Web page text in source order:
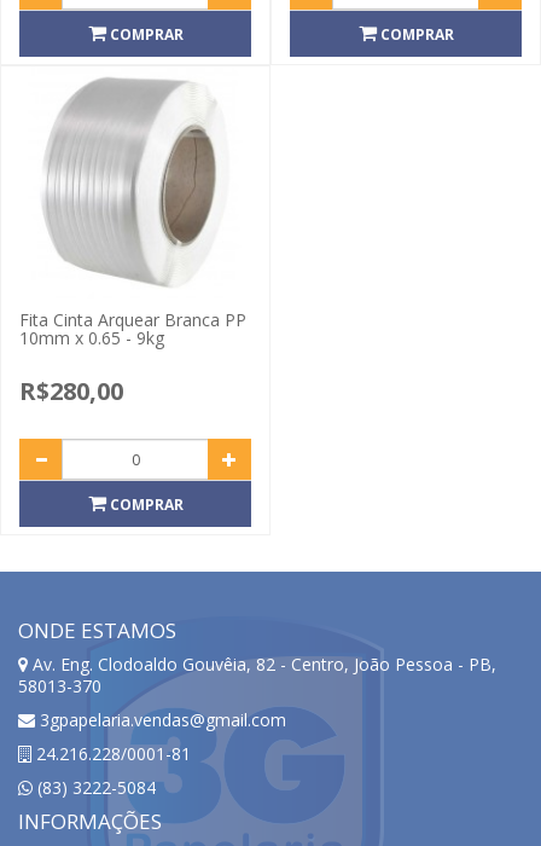
COMPRAR COMPRAR
Fita Cinta Arquear Branca PP
10mm x 0.65 - 9kg
R$280,00
COMPRAR
ONDE ESTAMOS
Av. Eng. Clodoaldo Gouvêia, 82 - Centro, João Pessoa - PB,
58013-370
3gpapelaria.vendas@gmail.com
24.216.228/0001-81
(83) 3222-5084
INFORMAÇÕES